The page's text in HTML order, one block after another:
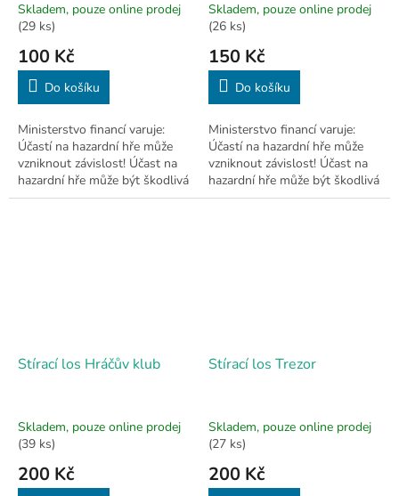
Skladem, pouze online prodej
(29 ks)
100 Kč
Do košíku
Ministerstvo financí varuje:
Účastí na hazardní hře může
vzniknout závislost! Účast na
hazardní hře může být škodlivá
a je zakázána osobám mladším
Skladem, pouze online prodej
(26 ks)
150 Kč
Do košíku
Ministerstvo financí varuje:
Účastí na hazardní hře může
vzniknout závislost! Účast na
hazardní hře může být škodlivá
a je zakázána osobám mladším
Stírací los Hráčův klub
Skladem, pouze online prodej
(39 ks)
200 Kč
Stírací los Trezor
Skladem, pouze online prodej
(27 ks)
200 Kč